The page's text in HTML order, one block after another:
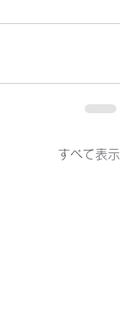
すべて表示